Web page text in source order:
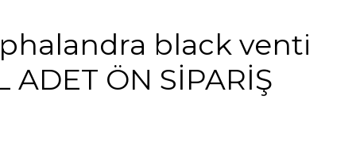
black venti
ADET ÖN SİPARİŞ